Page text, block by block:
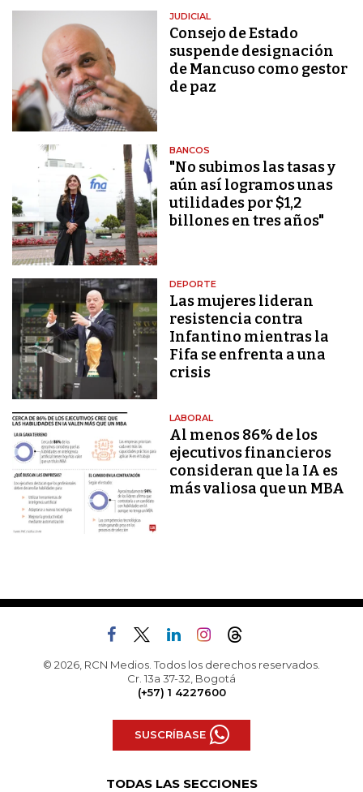
JUDICIAL
Consejo de Estado
suspende designación
de Mancuso como gestor
de paz
BANCOS
"No subimos las tasas y
aún así logramos unas
utilidades por $1,2
billones en tres años"
DEPORTE
Las mujeres lideran
resistencia contra
Infantino mientras la
Fifa se enfrenta a una
crisis
LABORAL
Al menos 86% de los
ejecutivos financieros
consideran que la IA es
más valiosa que un MBA
© 2026, RCN Medios. Todos los derechos reservados.
Cr. 13a 37-32, Bogotá
(+57) 1 4227600
SUSCRÍBASE
TODAS LAS SECCIONES